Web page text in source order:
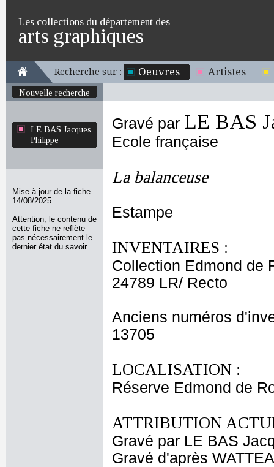
Les collections du département des
arts graphiques
Recherche sur : Oeuvres Artistes
Nouvelle recherche
LE BAS Jacques
Philippe
Mise à jour de la fiche
14/08/2025
Attention, le contenu de
cette fiche ne reflète
pas nécessairement le
dernier état du savoir.
Gravé par LE BAS
Ecole française
La balanceuse
Estampe
INVENTAIRES :
Collection Edmond de
24789 LR/ Recto
Anciens numéros
13705
LOCALISATION :
Réserve Edmond de
ATTRIBUTION
Gravé par LE BAS
Gravé d'après